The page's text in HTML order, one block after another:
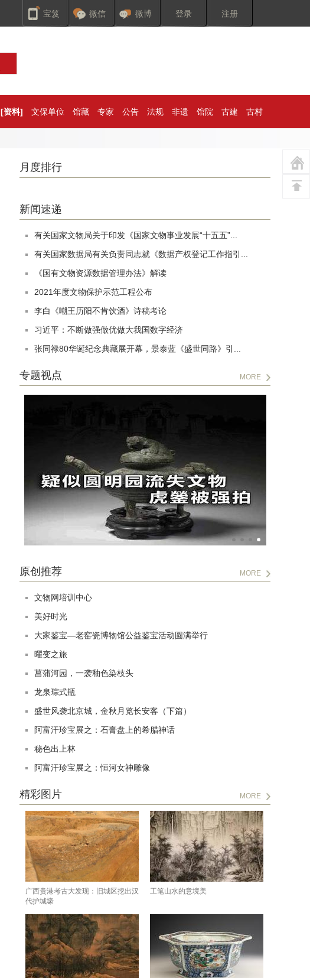
宝笈 微信 微博 登录 注册
[资料] 文保单位 馆藏 专家 公告 法规 非遗 馆院 古建 古村
月度排行
新闻速递
有关国家文物局关于印发《国家文物事业发展“十五五”...
有关国家数据局有关负责同志就《数据产权登记工作指引...
《国有文物资源数据管理办法》解读
2021年度文物保护示范工程公布
李白《嘲王历阳不肯饮酒》诗稿考论
习近平：不断做强做优做大我国数字经济
张同禄80华诞纪念典藏展开幕，景泰蓝《盛世同路》引...
专题视点 MORE
原创推荐 MORE
文物网培训中心
美好时光
大家鉴宝—老窑瓷博物馆公益鉴宝活动圆满举行
曜变之旅
菖蒲河园，一袭釉色染枝头
龙泉琮式瓶
盛世风袭北京城，金秋月览长安客（下篇）
阿富汗珍宝展之：石膏盘上的希腊神话
秘色出上林
阿富汗珍宝展之：恒河女神雕像
精彩图片 MORE
广西贵港考古大发现：旧城区挖出汉
代护城壕
工笔山水的意境美